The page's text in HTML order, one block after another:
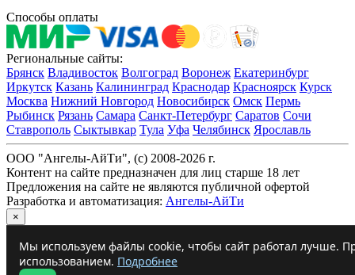
Способы оплаты
Региональные сайты:
Брянск Владивосток Волгоград Воронеж Екатеринбург
Иркутск Казань Калининград Краснодар Красноярск Курск
Москва Нижний Новгород Новосибирск Омск Пермь
Рыбинск Рязань Самара Санкт-Петербург Саратов Сочи
Ставрополь Сыктывкар Тула Уфа Челябинск Ярославль
ООО "Ангелы-АйТи", (c) 2008-2026 г.
Контент на сайте предназначен для лиц старше 18 лет
Предложения на сайте не являются публичной офертой
Разработка и автоматизация: Ангелы-АйТи
×
Мы используем файлы cookie, чтобы сайт работал лучше.
использованием. Подробнее